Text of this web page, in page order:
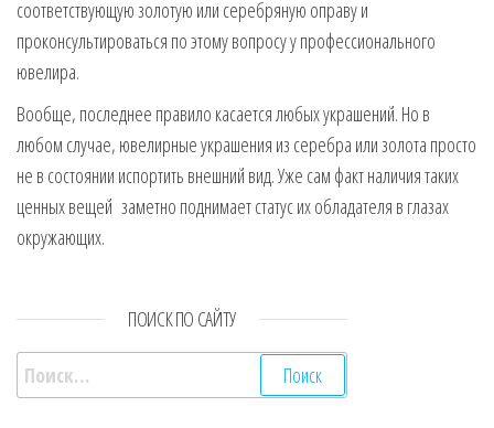
соответствующую золотую или серебряную оправу и
проконсультироваться по этому вопросу у профессионального
ювелира.
Вообще, последнее правило касается любых украшений. Но в
любом случае, ювелирные украшения из серебра или золота просто
не в состоянии испортить внешний вид. Уже сам факт наличия таких
ценных вещей заметно поднимает статус их обладателя в глазах
окружающих.
ПОИСК ПО САЙТУ
Найти: